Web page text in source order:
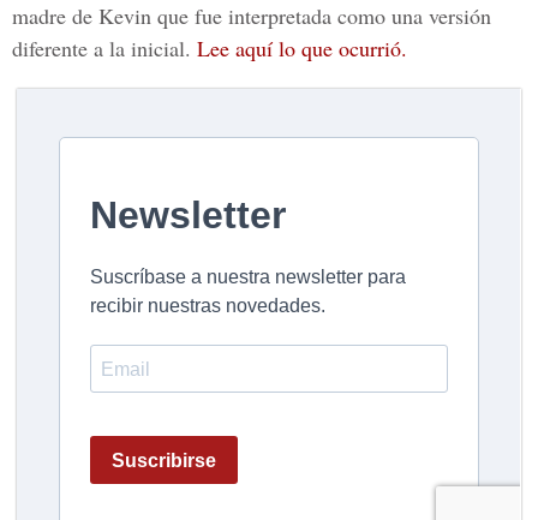
madre de Kevin que fue interpretada como una versión
diferente a la inicial. Lee aquí lo que ocurrió.